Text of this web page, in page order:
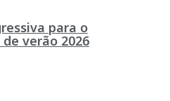
para o
verão 2026